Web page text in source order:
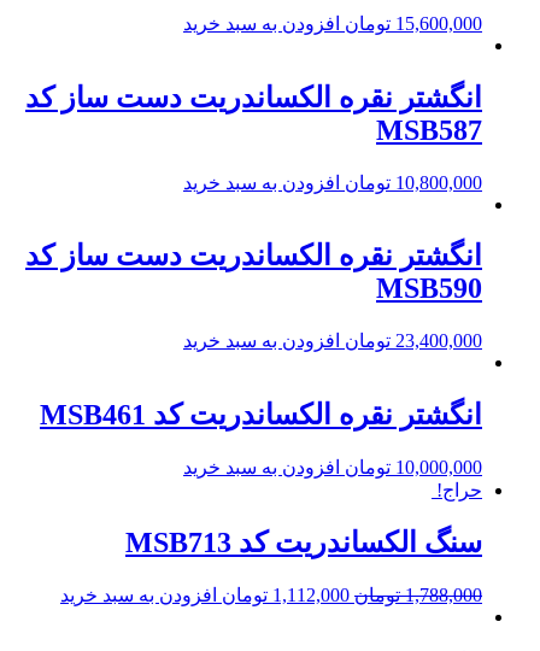
15,600,000 تومان افزودن به سبد خرید
انگشتر نقره الکساندریت دست ساز کد
MSB587
10,800,000 تومان افزودن به سبد خرید
انگشتر نقره الکساندریت دست ساز کد
MSB590
23,400,000 تومان افزودن به سبد خرید
انگشتر نقره الکساندریت کد MSB461
10,000,000 تومان افزودن به سبد خرید
حراج!
سنگ الکساندریت کد MSB713
1,788,000 تومان 1,112,000 تومان افزودن به سبد خرید